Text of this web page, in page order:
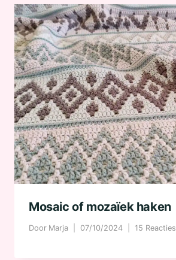
Mosaic of mozaïek haken
Door Marja 07/10/2024 15 Reacties